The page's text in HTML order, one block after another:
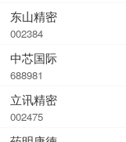
东山精密
002384
中芯国际
688981
立讯精密
002475